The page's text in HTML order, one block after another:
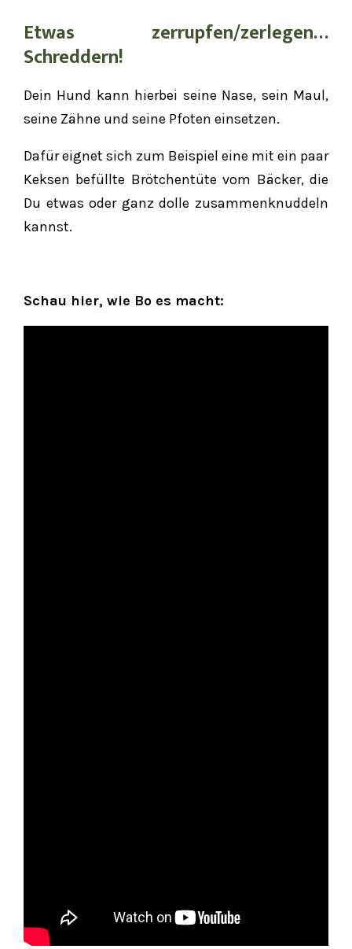
Etwas zerrupfen/zerlegen…
Schreddern!
Dein Hund kann hierbei seine Nase, sein Maul,
seine Zähne und seine Pfoten einsetzen.
Dafür eignet sich zum Beispiel eine mit ein paar
Keksen befüllte Brötchentüte vom Bäcker, die
Du etwas oder ganz dolle zusammenknuddeln
kannst.
Schau hier, wie Bo es macht: